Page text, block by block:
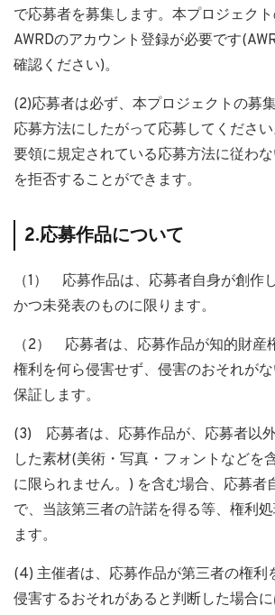
で応募者を募集します。本プロジェクト
AWRDのアカウント登録が必要です
確認ください)。
(2)応募者は必ず、本プロジェクトの募
応募方法にしたがって応募してくださ
要領に規定されている応募方法に従わ
を拒否することができます。
2.応募作品について
（1） 応募作品は、応募者自身が創作
かつ未発表のものに限ります。
（2） 応募者は、応募作品が知的財産
権利を何ら侵害せず、侵害のおそれがな
保証します。
(3) 応募者は、応募作品が、応募者以
した素材(美術・写真・フォントなどを
に限られません。) を含む場合、応募者
で、当該第三者の許諾を得る等、権利
ます。
(4) 主催者は、応募作品が第三者の権利
侵害するおそれがあると判断した場合